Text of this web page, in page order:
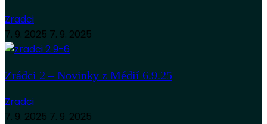
Zradci
7. 9. 2025 7. 9. 2025
Zrádci 2 – Novinky z Médií 6.9.25
Zradci
7. 9. 2025 7. 9. 2025